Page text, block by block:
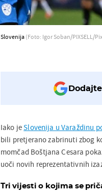
Slovenija (Foto: Igor Soban/PIXSELL/
Iako jeSlovenija u Varaždinu
bili pretjerano zabrinuti zbog
momčad Boštjana Cesara
uoči novih reprezentativnih
Tri vijesti o kojima se